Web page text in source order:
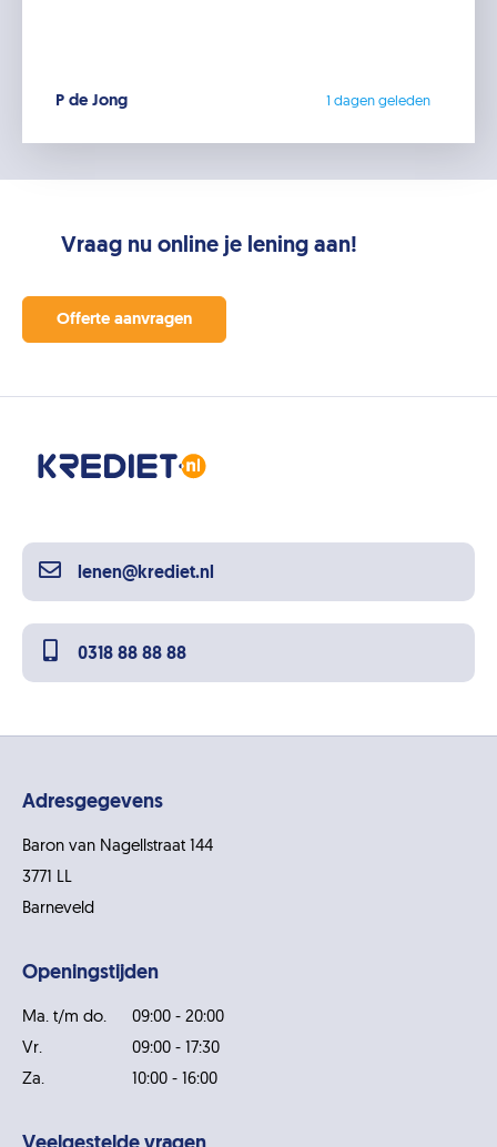
P de Jong 1 dagen geleden
Vraag nu online je lening aan!
Offerte aanvragen
lenen@krediet.nl
0318 88 88 88
Adresgegevens
Baron van Nagellstraat 144
3771 LL
Barneveld
Openingstijden
Ma. t/m do.
09:00 - 20:00
Vr.
09:00 - 17:30
Za.
10:00 - 16:00